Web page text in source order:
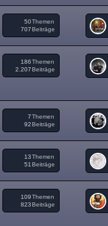
Themen
50
Beiträge
707
Themen
186
Beiträge
2.207
Themen
7
Beiträge
92
Themen
13
Beiträge
51
Themen
109
Beiträge
823